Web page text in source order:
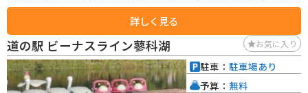
避暑地として最適です。バイクツーリングで訪れて、のどかな風景とともに牛
や馬と触れ合ってみるのもいいでしょう。
詳しく見る
道の駅 ビーナスライン蓼科湖 お気に入り
駐車： 駐車場あり
予算： 無料